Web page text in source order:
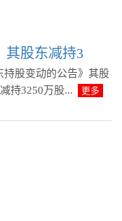
其股东减持3
持股变动的公告》其股
持3250万股...
更多